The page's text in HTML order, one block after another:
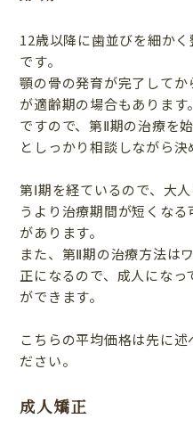
12歳以降に歯並びを細か
です。
顎の骨の発育が完了して
が適齢期の場合もあります。
ですので、第Ⅱ期の治療を
としっかり相談しながら決
第Ⅰ期を経ているので、大
うより治療期間が短くな
があります。
また、第Ⅱ期の治療方法は
正になるので、成人にな
ができます。
こちらの平均価格は先に
ださい。
成人矯正